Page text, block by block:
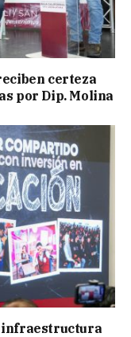
certeza
por Dip. Molina
infraestructura